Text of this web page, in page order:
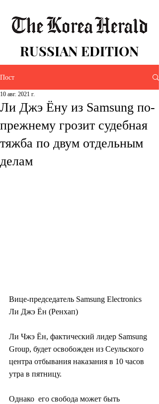
RUSSIAN EDITION
Пост
Ли Джэ Ёну из Samsung по-
прежнему грозит судебная
тяжба по двум отдельным
делам
10 авг. 2021 г.
Вице-председатель Samsung Electronics
Ли Джэ Ён (Ренхап)
Ли Чжэ Ён, фактический лидер Samsung
Group, будет освобожден из Сеульского
центра отбывания наказания в 10 часов
утра в пятницу.
Однако  его свобода может быть